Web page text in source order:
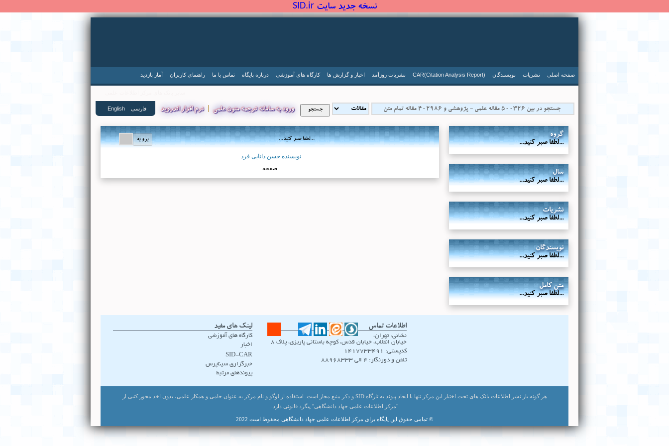
نسخه جدید سایت SID.ir
صفحه اصلی نشریات نویسندگان CAR(Citation Analysis Report) نشریات روزآمد اخبار و گزارش ها کارگاه های آموزشی درباره پایگاه تماس با ما راهنمای کاربران آمار بازدید
ورود به سامانه ترجمه متون علمی | نرم افزار اندروید فارسی English
گروه
...لطفا صبر کنید...
سال
...لطفا صبر کنید...
نشریات
...لطفا صبر کنید...
نویسندگان
...لطفا صبر کنید...
متن کامل
...لطفا صبر کنید...
...لطفا صبر کنید...
نویسنده حسن دانایی فرد
صفحه
اطلاعات تماس
نشانی: تهران،
خیابان انقلاب، خیابان قدس، کوچه باستانی پاریزی، پلاک ۸
کدپستی: 1417733491
تلفن و دورنگار: 4 الی 88968333
لینک های مفید
کارگاه های آموزشی
اخبار
SID-CAR
خبرگزاری سیناپرس
پیوندهای مرتبط
هر گونه باز نشر اطلاعات بانک های تحت اختیار این مرکز تنها با ایجاد پیوند به تارگاه SID و ذکر منبع مجاز است. استفاده از لوگو و نام مرکز به عنوان حامی و همکار علمی، بدون اخذ مجوز کتبی از
"مرکز اطلاعات علمی جهاد دانشگاهی" پیگرد قانونی دارد.
© تمامی حقوق این پایگاه برای مرکز اطلاعات علمی جهاد دانشگاهی محفوظ است 2022